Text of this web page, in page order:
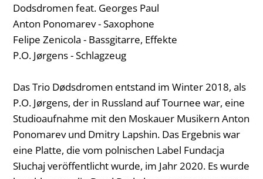
Dodsdromen feat. Georges Paul
Anton Ponomarev - Saxophone
Felipe Zenicola - Bassgitarre, Effekte
P.O. Jørgens - Schlagzeug
Das Trio Dødsdromen entstand im Winter 2018, als
P.O. Jørgens, der in Russland auf Tournee war, eine
Studioaufnahme mit den Moskauer Musikern Anton
Ponomarev und Dmitry Lapshin. Das Ergebnis war
eine Platte, die vom polnischen Label Fundacja
Słuchaj veröffentlicht wurde, im Jahr 2020. Es wurde